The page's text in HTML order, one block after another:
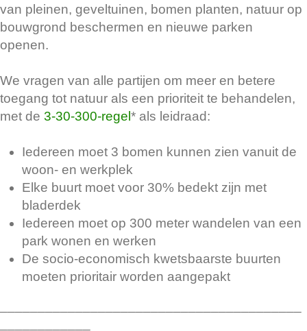
van pleinen, geveltuinen, bomen planten, natuur op
bouwgrond beschermen en nieuwe parken
openen.
We vragen van alle partijen om meer en betere
toegang tot natuur als een prioriteit te behandelen,
met de 3-30-300-regel * als leidraad:
Iedereen moet 3 bomen kunnen zien vanuit de
woon- en werkplek
Elke buurt moet voor 30% bedekt zijn met
bladerdek
Iedereen moet op 300 meter wandelen van een
park wonen en werken
De socio-economisch kwetsbaarste buurten
moeten prioritair worden aangepakt